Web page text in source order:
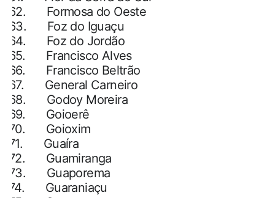
62.
Formosa do Oeste
63.
Foz do Iguaçu
64.
Foz do Jordão
65.
Francisco Alves
66.
Francisco Beltrão
67.
General Carneiro
68.
Godoy Moreira
69.
Goioerê
70.
Goioxim
71.
Guaíra
72.
Guamiranga
73.
Guaporema
74.
Guaraniaçu